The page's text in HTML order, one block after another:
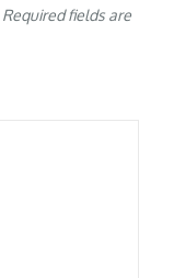
Required fields are